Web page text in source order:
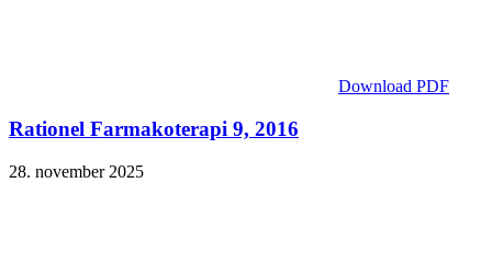
Download PDF
Rationel Farmakoterapi 9, 2016
28. november 2025